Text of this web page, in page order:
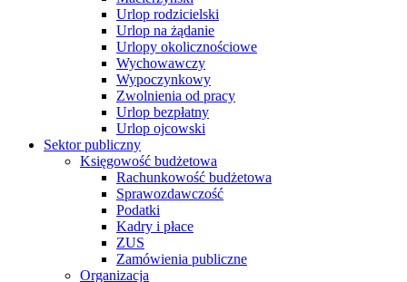
Urlop rodzicielski
Urlop na żądanie
Urlopy okolicznościowe
Wychowawczy
Wypoczynkowy
Zwolnienia od pracy
Urlop bezpłatny
Urlop ojcowski
Sektor publiczny
Księgowość budżetowa
Rachunkowość budżetowa
Sprawozdawczość
Podatki
Kadry i płace
ZUS
Zamówienia publiczne
Organizacja